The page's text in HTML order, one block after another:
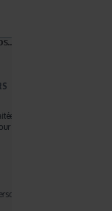
Formats acceptés :
par OKNOPLAST Sp. z o.o.
recevoir de la prospection
voir mentions